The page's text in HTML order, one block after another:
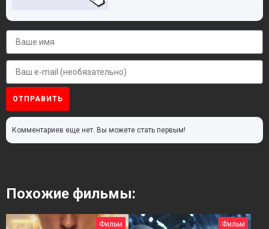
ОТПРАВИТЬ
Комментариев еще нет. Вы можете стать первым!
Похожие фильмы:
Фильм Фильм